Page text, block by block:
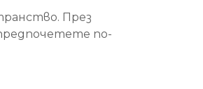
През
по-